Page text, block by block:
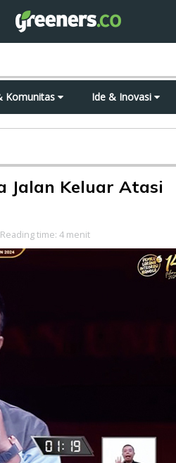
Komunitas Ide & Inovasi
Jalan Keluar Atasi
Reading time: 4 menit